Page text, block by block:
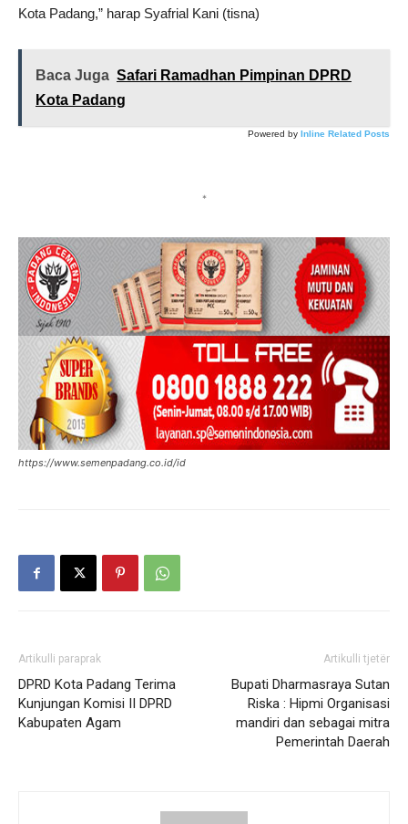
Kota Padang,” harap Syafrial Kani (tisna)
Baca Juga Safari Ramadhan Pimpinan DPRD
Kota Padang
Powered by Inline Related Posts
*
https://www.semenpadang.co.id/id
Artikulli paraprak
DPRD Kota Padang Terima
Kunjungan Komisi II DPRD
Kabupaten Agam
Artikulli tjetër
Bupati Dharmasraya Sutan
Riska : Hipmi Organisasi
mandiri dan sebagai mitra
Pemerintah Daerah